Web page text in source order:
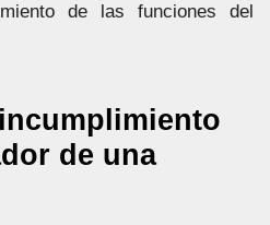
de las funciones del
de una